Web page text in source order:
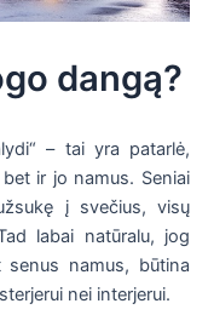
dangą?
– tai yra patarlė,
ir jo namus. Seniai
į svečius, visų
labai natūralu, jog
senus namus, būtina
nei interjerui.